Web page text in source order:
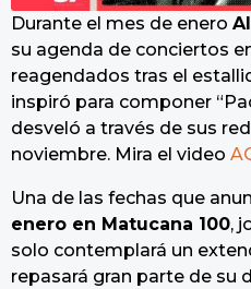
Durante el mes de enero
su agenda de conciertos
reagendados tras el
inspiró para componer
desveló a través de sus
noviembre. Mira el video
Una de las fechas que
enero en Matucana 100,
solo contemplará un
repasará gran parte de su